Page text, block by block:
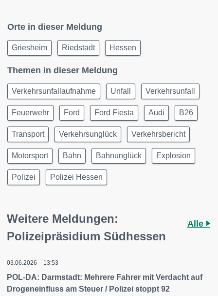
Orte in dieser Meldung
Griesheim Riedstadt Hessen
Themen in dieser Meldung
Verkehrsunfallaufnahme Unfall Verkehrsunfall
Feuerwehr Ford Ford Fiesta Audi B26
Transport Verkehrsunglück Verkehrsbericht
Motorsport Bahn Bahnunglück Explosion
Polizei Polizei Hessen
Weitere Meldungen:
Polizeipräsidium Südhessen
Alle
03.06.2026 – 13:53
POL-DA: Darmstadt: Mehrere Fahrer mit Verdacht auf
Drogeneinfluss am Steuer / Polizei stoppt 92